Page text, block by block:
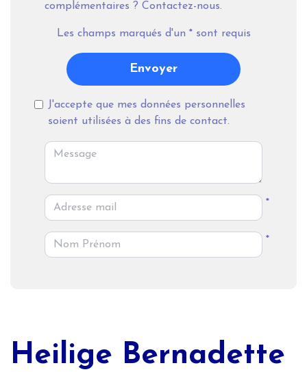
Heilige Bernadette
complémentaires ? Contactez-nous.
*
*
J'accepte que mes données personnelles
soient utilisées à des fins de contact.
Les champs marqués d'un *sont requis
Envoyer